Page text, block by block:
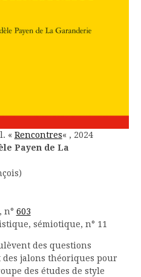
« Rencontres« , 2024
Payen de La
, n° 603
sémiotique, n° 11
des questions
jalons théoriques pour
des études de style